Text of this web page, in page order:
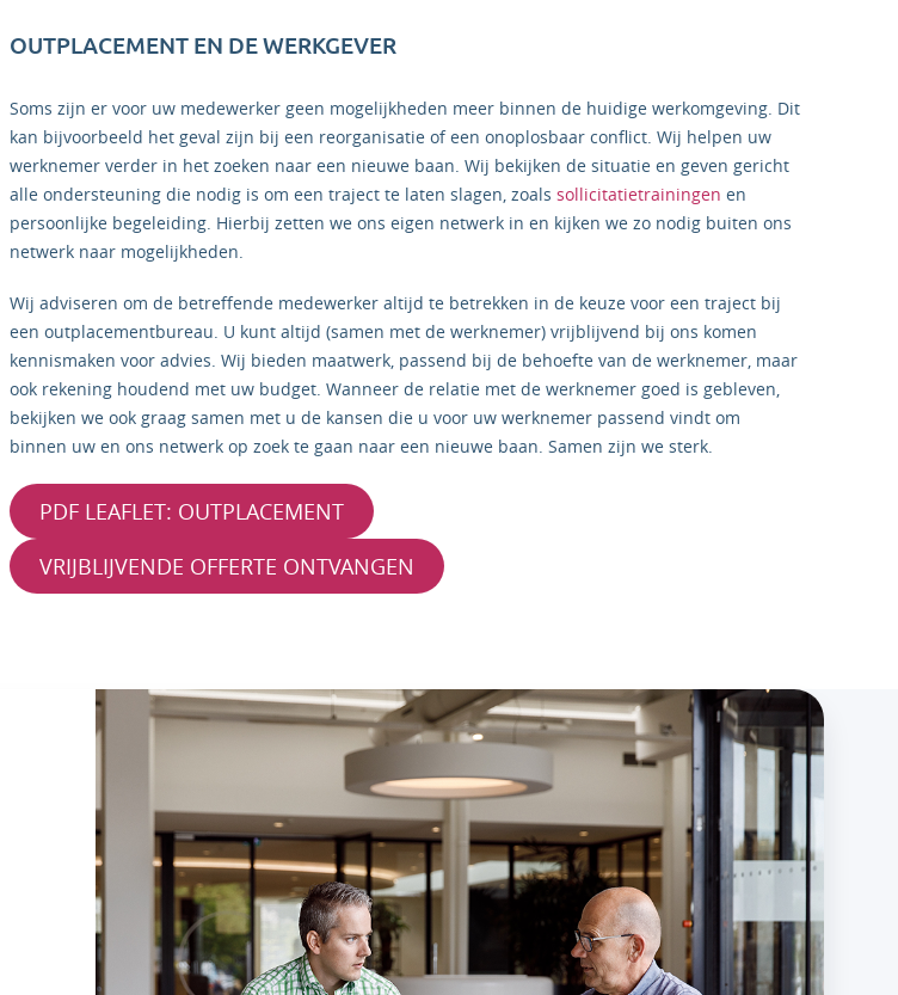
OUTPLACEMENT EN DE WERKGEVER
Soms zijn er voor uw medewerker geen mogelijkheden meer binnen de huidige werkomgeving. Dit
kan bijvoorbeeld het geval zijn bij een reorganisatie of een onoplosbaar conflict. Wij helpen uw
werknemer verder in het zoeken naar een nieuwe baan. Wij bekijken de situatie en geven gericht
alle ondersteuning die nodig is om een traject te laten slagen, zoals sollicitatietrainingen en
persoonlijke begeleiding. Hierbij zetten we ons eigen netwerk in en kijken we zo nodig buiten ons
netwerk naar mogelijkheden.
Wij adviseren om de betreffende medewerker altijd te betrekken in de keuze voor een traject bij
een outplacementbureau. U kunt altijd (samen met de werknemer) vrijblijvend bij ons komen
kennismaken voor advies. Wij bieden maatwerk, passend bij de behoefte van de werknemer, maar
ook rekening houdend met uw budget. Wanneer de relatie met de werknemer goed is gebleven,
bekijken we ook graag samen met u de kansen die u voor uw werknemer passend vindt om
binnen uw en ons netwerk op zoek te gaan naar een nieuwe baan. Samen zijn we sterk.
PDF LEAFLET: OUTPLACEMENT
VRIJBLIJVENDE OFFERTE ONTVANGEN